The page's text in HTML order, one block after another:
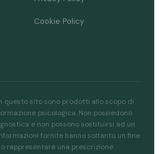
Cookie Policy
questo sito sono prodotti allo scopo di
psicologica. Non possiedono
e non possono sostituirsi ad un
fornite hanno soltanto un fine
rappresentare una prescrizione